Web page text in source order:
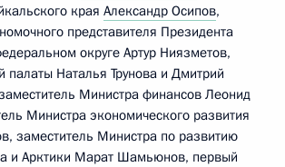
края Александр Осипов,
представителя Президента
округе Артур Ниязметов,
палаты Наталья Трунова и Дмитрий
Министра финансов Леонид
Министра экономического развития
заместитель Министра по развитию
и Арктики Марат Шамьюнов, первый